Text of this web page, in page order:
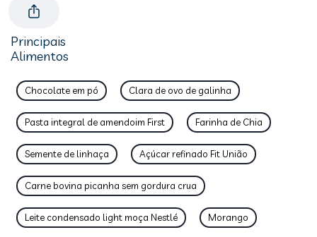
Principais
Alimentos
Chocolate em pó Clara de ovo de galinha
Pasta integral de amendoim First Farinha de Chia
Semente de linhaça Açúcar refinado Fit União
Carne bovina picanha sem gordura crua
Leite condensado light moça Nestlé Morango